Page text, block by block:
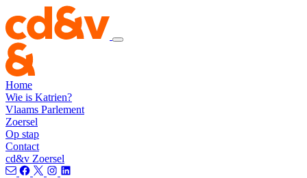
Home
Wie is Katrien?
Vlaams Parlement
Zoersel
Op stap
Contact
cd&v Zoersel